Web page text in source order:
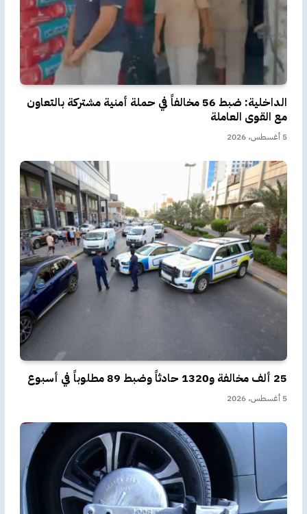
الداخلية: ضبط 56 مخالفاً في حملة أمنية مشتركة بالتعاون
مع القوى العاملة
5 أغسطس، 2026
25 ألف مخالفة و1320 حادثاً وضبط 89 مطلوباً في أسبوع
5 أغسطس، 2026